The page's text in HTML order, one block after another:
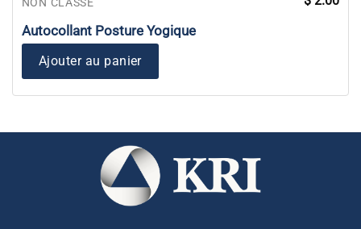
Autocollant Posture Yogique
Ajouter au panier